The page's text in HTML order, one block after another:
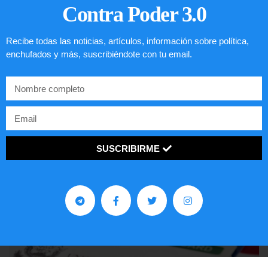
Comunistas no son bienvenidos en
LEER ARTÍCULO...
Contra Poder 3.0
Recibe todas las noticias, artículos, información sobre política,
enchufados y más, suscribiéndote con tu email.
SUSCRIBIRME